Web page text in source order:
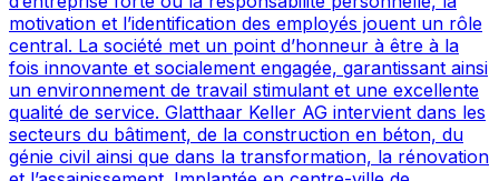
motivation et l’identification des employés jouent un rôle
central. La société met un point d’honneur à être à la
fois innovante et socialement engagée, garantissant ainsi
un environnement de travail stimulant et une excellente
qualité de service. Glatthaar Keller AG intervient dans les
secteurs du bâtiment, de la construction en béton, du
génie civil ainsi que dans la transformation, la rénovation